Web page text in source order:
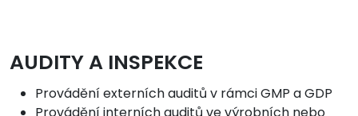
AUDITY A INSPEKCE
Provádění externích auditů v rámci GMP a GDP